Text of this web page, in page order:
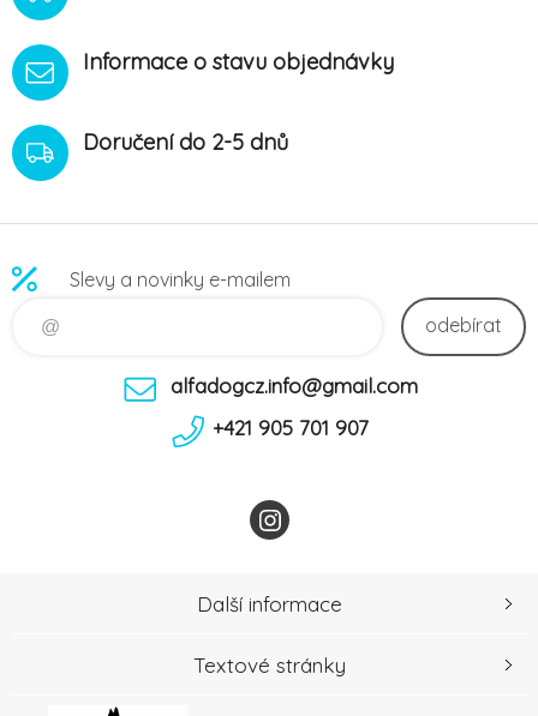
Informace o stavu objednávky
Doručení do 2-5 dnů
Slevy a novinky e-mailem
odebírat
alfadogcz.info@gmail.com
+421 905 701 907
Další informace
Textové stránky